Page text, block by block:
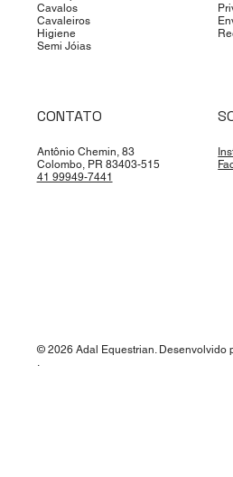
Cavalos
Cavaleiros
Higiene
Semi Jóias
CONTATO
Antônio Chemin, 83
Colombo, PR 83403-515
41 99949-7441
© 2026 Adal Equestrian. Desenvolvido
.